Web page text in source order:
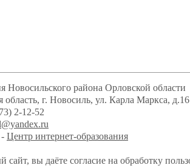
района Орловской области
область, г. Новосиль, ул. Карла Маркса, д.16
2-12-52
Центр интернет-образования
сайт, вы даёте согласие на обработку